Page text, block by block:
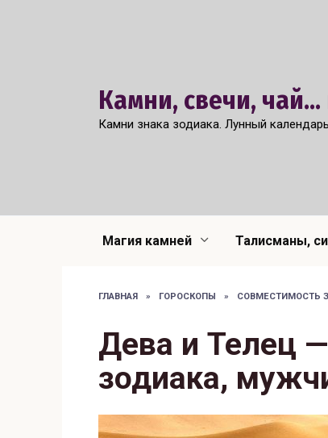
Камни, свечи,
Камни знака зодиака. Лунный
Магия камней Талисманы,
ГЛАВНАЯ » ГОРОСКОПЫ » СОВМЕСТИМОСТЬ
Дева и Телец
зодиака,